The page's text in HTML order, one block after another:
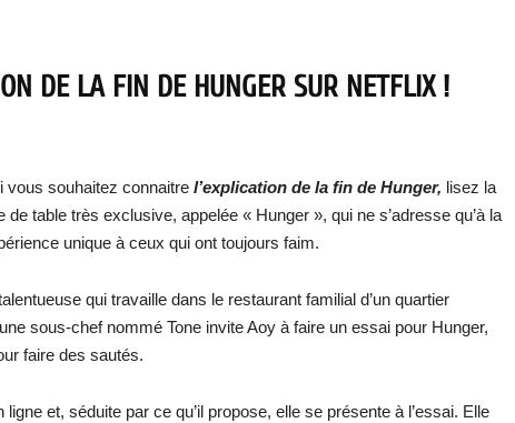
DE LA FIN DE HUNGER SUR NETFLIX !
vous souhaitez connaitre l’explication de la fin de Hunger, lisez la
table très exclusive, appelée « Hunger », qui ne s’adresse qu’à la
unique à ceux qui ont toujours faim.
qui travaille dans le restaurant familial d’un quartier
sous-chef nommé Tone invite Aoy à faire un essai pour Hunger,
faire des sautés.
et, séduite par ce qu’il propose, elle se présente à l’essai. Elle